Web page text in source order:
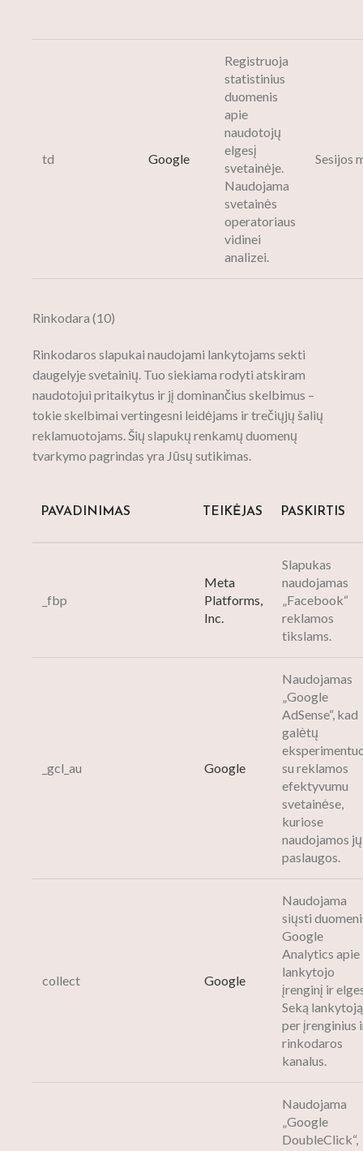
td Google
Registruoja
statistinius
duomenis
apie
naudotojų
elgesį
svetainėje.
Naudojama
svetainės
operatoriaus
vidinei
analizei.
Sesijos
Rinkodara (10)
Rinkodaros slapukai naudojami lankytojams sekti
daugelyje svetainių. Tuo siekiama rodyti atskiram
naudotojui pritaikytus ir jį dominančius skelbimus –
tokie skelbimai vertingesni leidėjams ir trečiųjų šalių
reklamuotojams. Šių slapukų renkamų duomenų
tvarkymo pagrindas yra Jūsų sutikimas.
PAVADINIMAS TEIKĖJAS PASKIRTIS
_fbp
Meta
Platforms,
Inc.
Slapukas
naudojamas
„Facebook“
reklamos
tikslams.
_gcl_au Google
Naudojamas
„Google
AdSense“, kad
galėtų
su reklamos
efektyvumu
svetainėse,
kuriose
naudojamos jų
paslaugos.
collect Google
Naudojama
siųsti
Google
Analytics apie
lankytojo
įrenginį ir
Seką lankytoją
per įrenginius
rinkodaros
kanalus.
Naudojama
„Google
DoubleClick“,